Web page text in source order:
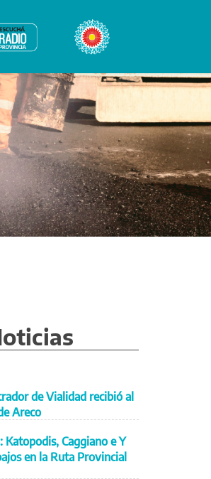
Provincia Bicentenario
de Vialidad recibió al
Areco
Katopodis, Caggiano e Y
en la Ruta Provincial